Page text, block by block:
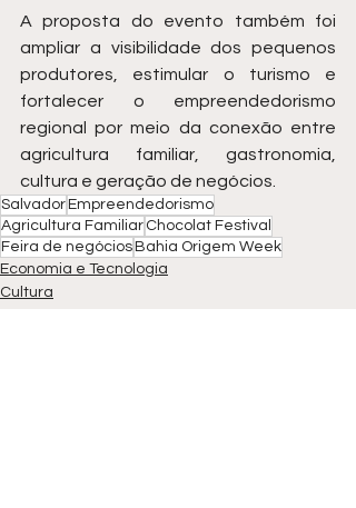
A proposta do evento também foi
ampliar a visibilidade dos pequenos
produtores, estimular o turismo e
fortalecer o empreendedorismo
regional por meio da conexão entre
agricultura familiar, gastronomia,
cultura e geração de negócios.
Salvador Empreendedorismo
Agricultura Familiar Chocolat Festival
Feira de negócios Bahia Origem Week
Economia e Tecnologia
Cultura